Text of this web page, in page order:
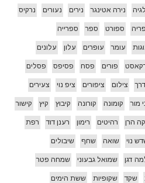
נירה אטינגר נירים נעורים נרקיס
ספורט ספר ספרייה
עומר עופרים עלון עלונים
פורים פסח פסיפס פסלים
דרך צילום ציפורים ציפ נוי צעירים
מור קומונה קורונה קיבוץ קיץ קישור
הרן רהיטים רימון רענן דוד רפת
נוי שואה שחף שיבולים
דגן שמואל גבעוני שמחה פטר
שקד שקופיות ששת הימים